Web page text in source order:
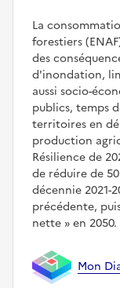
La
forestiers
des
d'inondation,
aussi socio-
publics, temps
territoires en
production
Résilience de
de réduire de
décennie 2021-
précédente,
nette
en 2050.
Mon